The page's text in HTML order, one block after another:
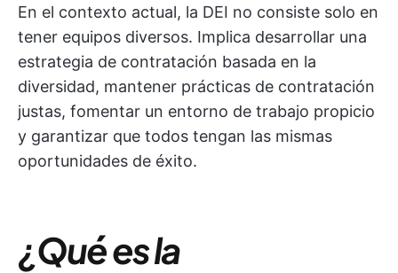
En el contexto actual, la DEI no consiste solo en
tener equipos diversos. Implica desarrollar una
estrategia de contratación basada en la
diversidad, mantener prácticas de contratación
justas, fomentar un entorno de trabajo propicio
y garantizar que todos tengan las mismas
oportunidades de éxito.
¿Qué es la